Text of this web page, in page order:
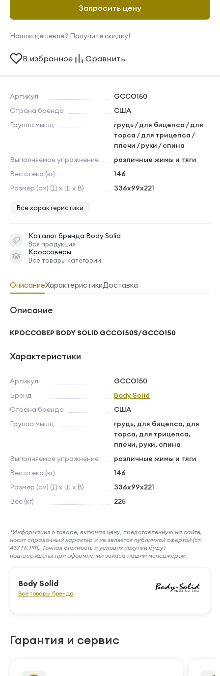
Артикул
GCCO150
Страна бренда
США
Группа мышц
грудь / для бицепса / для
торса / для трицепса /
плечи / руки / спина
Выполняемое упражнение
различные жимы и тяги
Вес стека (кг)
146
Размер (см) (Д х Ш х В)
336х99x221
Все характеристики
Каталог бренда Body Solid
Вся продукция
Кроссоверы
Все товары категории
Запросить цену
Нашли дешевле? Получите скидку!
В избранное Сравнить
ОписаниеХарактеристикиДоставка
Описание
КРОССОВЕР BODY SOLID GCCO150S/GCCO150
Характеристики
Артикул
GCCO150
Бренд
Body Solid
Страна бренда
США
Группа мышц
грудь, для бицепса, для
торса, для трицепса,
плечи, руки, спина
Выполняемое упражнение
различные жимы и тяги
Вес стека (кг)
146
Размер (см) (Д х Ш х В)
336х99x221
Вес (кг)
225
*Информация о товаре, включая цену, представленную на сайте,
носит справочный характер и не является публичной офертой (ст.
437 ГК РФ). Точная стоимость и условия покупки будут
подтверждены при оформлении заказа нашим менеджером.
Body Solid
Все товары бренда
Гарантия и сервис